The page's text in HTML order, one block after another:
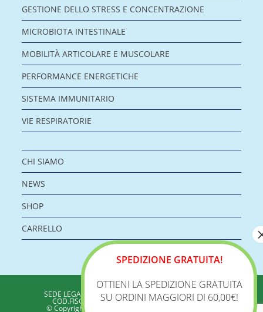
GESTIONE DELLO STRESS E CONCENTRAZIONE
MICROBIOTA INTESTINALE
MOBILITÀ ARTICOLARE E MUSCOLARE
PERFORMANCE ENERGETICHE
SISTEMA IMMUNITARIO
VIE RESPIRATORIE
CHI SIAMO
NEWS
SHOP
CARRELLO
BIOLOGICA S.R.L.
SEDE LEGALE: VIA DELLA ZECCA 1 – 40100 BOLOGNA
COD.FISC./P.IVA: 04198960371 - REA: BO 353313
© Copyright 2020 - Biologica – Integratori Alimentari
SPEDIZIONE GRATUITA!
OTTIENI LA SPEDIZIONE GRATUITA
SU ORDINI MAGGIORI DI 60,00€!